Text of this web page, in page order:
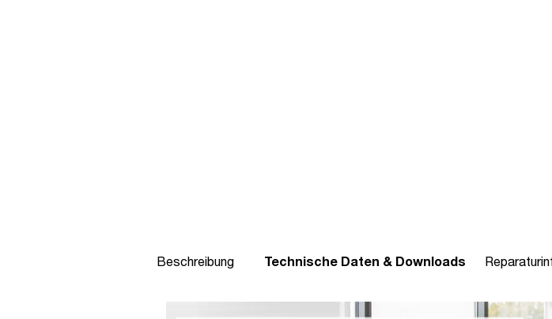
Beschreibung Technische Daten & Downloads